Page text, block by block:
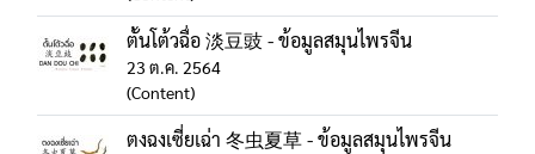
ตั้นโต้วฉื่อ 淡豆豉 - ข้อมูลสมุนไพรจีน
23 ต.ค. 2564
(Content)
ตงฉงเซี่ยเฉ่า 冬虫夏草 - ข้อมูลสมุนไพรจีน